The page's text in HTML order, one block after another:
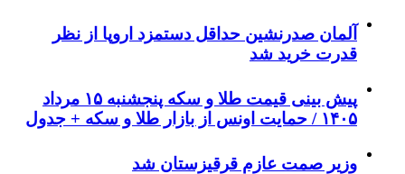
آلمان صدرنشین حداقل دستمزد اروپا از نظر
قدرت خرید شد
پیش‌ بینی قیمت طلا و سکه پنجشنبه ۱۵ مرداد
۱۴۰۵ / حمایت اونس از بازار طلا و سکه + جدول
وزیر صمت عازم قرقیزستان شد